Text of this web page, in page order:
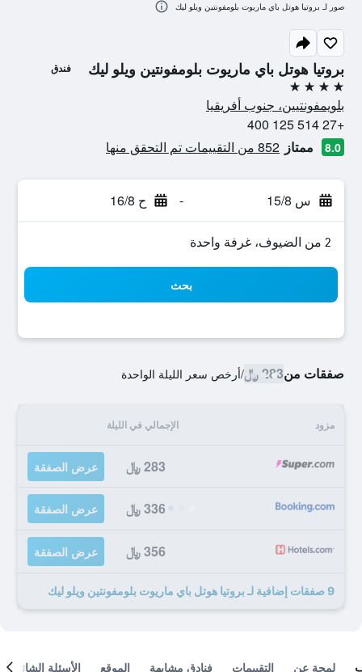
بروتيا هوتل باي ماريوت بلومفونتين ويلو ليك فندق
4 نجوم
بلويمفونتيين، جنوب أفريقيا
+27 514 125 400
8.0 ممتاز 852 من التقييمات تم التحقق منها
س 15/8 - ح 16/8
2 من الضيوف، غرفة واحدة
بحث
صفقات من283 ﷼ /أرخص سعر الليلة الواحدة
مزود الإجمالي في الليلة
283 ﷼ عرض الصفقة
336 ﷼ عرض الصفقة
356 ﷼ عرض الصفقة
9 صفقات إضافية لـ بروتيا هوتل باي ماريوت بلومفونتين ويلو ليك
صور لـ بروتيا هوتل باي ماريوت بلومفونتين ويلو ليك
لمحة عن التقييمات فنادق مشابهة الموقع الأسئلة الشائعة